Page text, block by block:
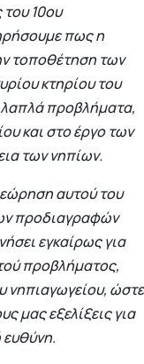
10ου
πως η
τοποθέτηση των
κτηρίου του
προβλήματα,
και στο έργο των
των νηπίων.
αυτού του
προδιαγραφών
εγκαίρως για
προβλήματος,
νηπιαγωγείου, ώστε
μας εξελίξεις για
ευθύνη.